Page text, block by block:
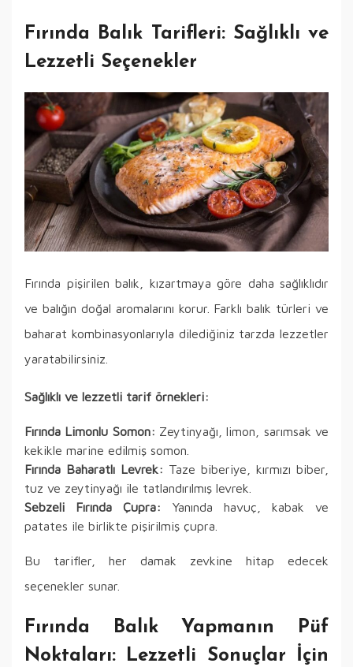
Fırında Balık Tarifleri: Sağlıklı ve
Lezzetli Seçenekler
Fırında pişirilen balık, kızartmaya göre daha sağlıklıdır
ve balığın doğal aromalarını korur. Farklı balık türleri ve
baharat kombinasyonlarıyla dilediğiniz tarzda lezzetler
yaratabilirsiniz.
Sağlıklı ve lezzetli tarif örnekleri:
Fırında Limonlu Somon: Zeytinyağı, limon, sarımsak ve
kekikle marine edilmiş somon.
Fırında Baharatlı Levrek: Taze biberiye, kırmızı biber,
tuz ve zeytinyağı ile tatlandırılmış levrek.
Sebzeli Fırında Çupra: Yanında havuç, kabak ve
patates ile birlikte pişirilmiş çupra.
Bu tarifler, her damak zevkine hitap edecek
seçenekler sunar.
Fırında Balık Yapmanın Püf
Noktaları: Lezzetli Sonuçlar İçin